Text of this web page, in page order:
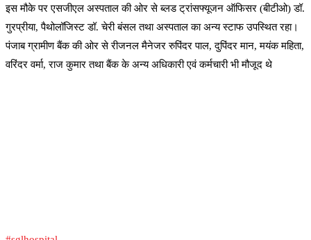
इस मौके पर एसजीएल अस्पताल की ओर से ब्लड ट्रांसफ्यूजन ऑफिसर (बीटीओ) डॉ.
गुरप्रीया, पैथोलॉजिस्ट डॉ. चेरी बंसल तथा अस्पताल का अन्य स्टाफ उपस्थित रहा।
पंजाब ग्रामीण बैंक की ओर से रीजनल मैनेजर रुपिंदर पाल, दुपिंदर मान, मयंक महिता,
वरिंदर वर्मा, राज कुमार तथा बैंक के अन्य अधिकारी एवं कर्मचारी भी मौजूद थे